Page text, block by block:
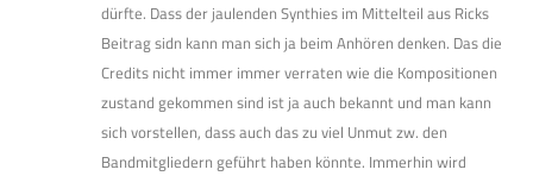
dürfte. Dass der jaulenden Synthies im Mittelteil aus Ricks
Beitrag sidn kann man sich ja beim Anhören denken. Das die
Credits nicht immer immer verraten wie die Kompositionen
zustand gekommen sind ist ja auch bekannt und man kann
sich vorstellen, dass auch das zu viel Unmut zw. den
Bandmitgliedern geführt haben könnte. Immerhin wird